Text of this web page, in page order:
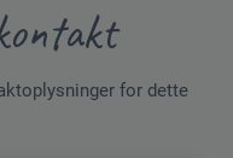
for dette